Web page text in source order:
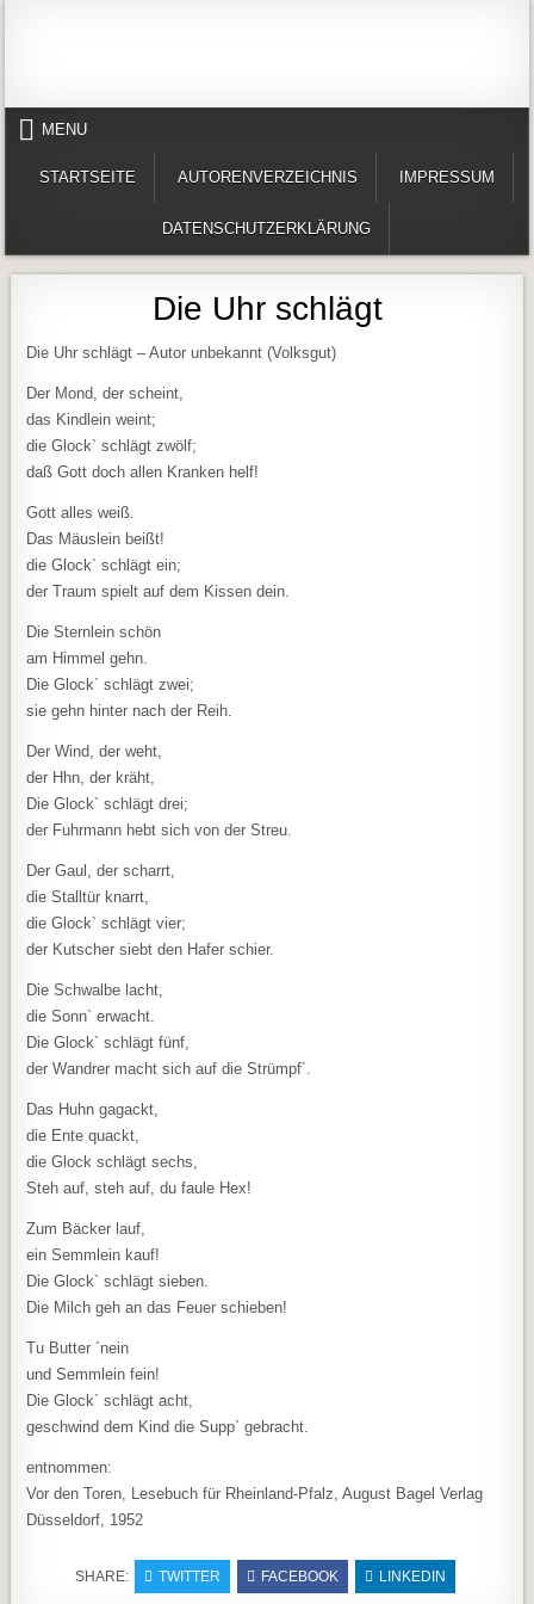
MENU
STARTSEITE AUTORENVERZEICHNIS IMPRESSUM
DATENSCHUTZERKLÄRUNG
Die Uhr schlägt
Die Uhr schlägt – Autor unbekannt (Volksgut)
Der Mond, der scheint,
das Kindlein weint;
die Glock` schlägt zwölf;
daß Gott doch allen Kranken helf!
Gott alles weiß.
Das Mäuslein beißt!
die Glock` schlägt ein;
der Traum spielt auf dem Kissen dein.
Die Sternlein schön
am Himmel gehn.
Die Glock` schlägt zwei;
sie gehn hinter nach der Reih.
Der Wind, der weht,
der Hhn, der kräht,
Die Glock` schlägt drei;
der Fuhrmann hebt sich von der Streu.
Der Gaul, der scharrt,
die Stalltür knarrt,
die Glock` schlägt vier;
der Kutscher siebt den Hafer schier.
Die Schwalbe lacht,
die Sonn` erwacht.
Die Glock` schlägt fünf,
der Wandrer macht sich auf die Strümpf´.
Das Huhn gagackt,
die Ente quackt,
die Glock schlägt sechs,
Steh auf, steh auf, du faule Hex!
Zum Bäcker lauf,
ein Semmlein kauf!
Die Glock` schlägt sieben.
Die Milch geh an das Feuer schieben!
Tu Butter ´nein
und Semmlein fein!
Die Glock` schlägt acht,
geschwind dem Kind die Supp` gebracht.
entnommen:
Vor den Toren, Lesebuch für Rheinland-Pfalz, August Bagel Verlag
Düsseldorf, 1952
SHARE: TWITTER FACEBOOK LINKEDIN